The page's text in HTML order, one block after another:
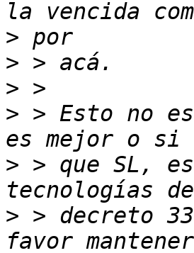
>
>
>
> > Esto no
> > que SL,
> > decreto